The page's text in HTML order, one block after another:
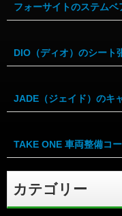
フォーサイトのステムベ
DIO（ディオ）のシート
JADE（ジェイド）のキ
TAKE ONE 車両整備コ
カテゴリー